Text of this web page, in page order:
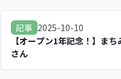
記事 2025-10-10
【オープン1年記念！】ま
さん